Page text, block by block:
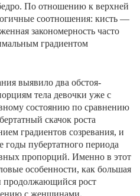
По от­ношению к верхней
соотношения: кисть —
закономерность часто
градиентом
выявило два обстоя­
тела девочки уже с
состоянию по сравне­нию
скачок роста
градиентов созревания, и
годы пубертатного перио­да
пропорций. Именно в этот
особенности, как большая
продолжающийся рост
с женщинами.